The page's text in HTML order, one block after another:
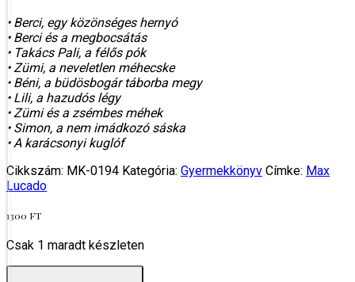
• Berci, egy közönséges hernyó
• Berci és a megbocsátás
• Takács Pali, a félős pók
• Zümi, a neveletlen méhecske
• Béni, a büdösbogár táborba megy
• Lili, a hazudós légy
• Zümi és a zsémbes méhek
• Simon, a nem imádkozó sáska
• A karácsonyi kuglóf
Cikkszám: MK-0194 Kategória: Gyermekkönyv Címke: Max
Lucado
1300 FT
Csak 1 maradt készleten
Berci